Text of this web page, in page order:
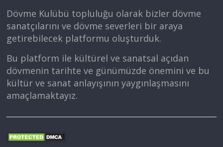
Dövme Kulübü topluluğu olarak bizler dövme
sanatçılarını ve dövme severleri bir araya
getirebilecek platformu oluşturduk.
Bu platform ile kültürel ve sanatsal açıdan
dövmenin tarihte ve günümüzde önemini ve bu
kültür ve sanat anlayışının yaygınlaşmasını
amaçlamaktayız.